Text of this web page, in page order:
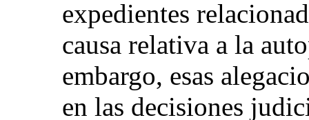
expedientes
causa relativa a la
embargo, esas
en las decisiones